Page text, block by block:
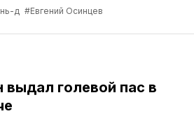
д #Евгений Осинцев
выдал голевой пас в